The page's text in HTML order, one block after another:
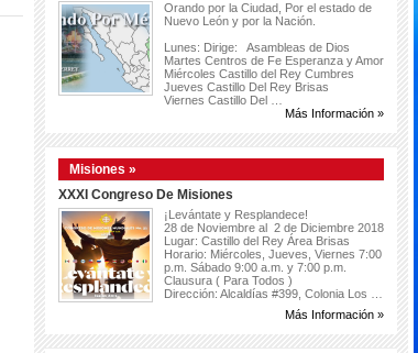
Orando por la Ciudad, Por el estado de
Nuevo León y por la Nación.
Lunes: Dirige: Asambleas de Dios
Martes Centros de Fe Esperanza y Amor
Miércoles Castillo del Rey Cumbres
Jueves Castillo Del Rey Brisas
Viernes Castillo Del …
Más Información »
Misiones »
XXXI Congreso De Misiones
¡Levántate y Resplandece!
28 de Noviembre al 2 de Diciembre 2018
Lugar: Castillo del Rey Área Brisas
Horario: Miércoles, Jueves, Viernes 7:00
p.m. Sábado 9:00 a.m. y 7:00 p.m.
Clausura ( Para Todos )
Dirección: Alcaldías #399, Colonia Los …
Más Información »